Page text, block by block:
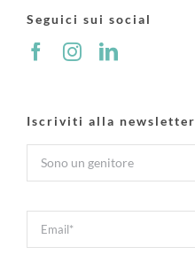
Seguici sui social
Iscriviti alla newsletter